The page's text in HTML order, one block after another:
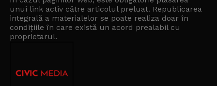
unui link activ către articolul preluat. Republicarea
integrală a materialelor se poate realiza doar în
condițiile în care există un acord prealabil cu
proprietarul.